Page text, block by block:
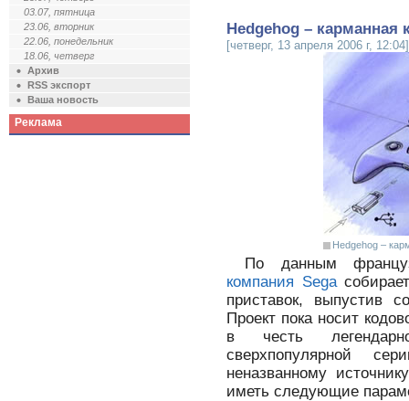
03.07, пятница
23.06, вторник
22.06, понедельник
18.06, четверг
Архив
RSS экспорт
Ваша новость
Реклама
Hedgehog – карманная
[четверг, 13 апреля 2006 г, 12:04]
Hedgehog –
По данным
компания Sega
приставок, выпустив
Проект пока носит
в честь
сверхпопулярной
неназванному
иметь следующие